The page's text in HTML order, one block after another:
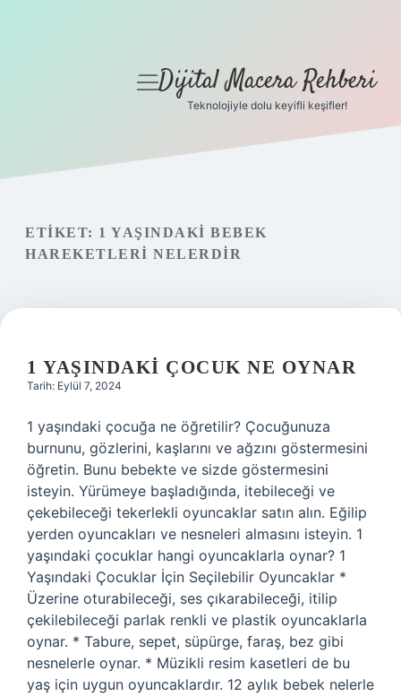
Gizlilik Politikası
Hakkımızda
menüyü
Dijital Macera Rehberi
Teknolojiyle dolu keyifli keşifler!
ETIKET: 1 YAŞINDAKI BEBEK
HAREKETLERI NELERDIR
1 YAŞINDAKI ÇOCUK NE OYNAR
Tarih: Eylül 7, 2024
1 yaşındaki çocuğa ne öğretilir? Çocuğunuza
burnunu, gözlerini, kaşlarını ve ağzını göstermesini
öğretin. Bunu bebekte ve sizde göstermesini
isteyin. Yürümeye başladığında, itebileceği ve
çekebileceği tekerlekli oyuncaklar satın alın. Eğilip
yerden oyuncakları ve nesneleri almasını isteyin. 1
yaşındaki çocuklar hangi oyuncaklarla oynar? 1
Yaşındaki Çocuklar İçin Seçilebilir Oyuncaklar *
Üzerine oturabileceği, ses çıkarabileceği, itilip
çekilebileceği parlak renkli ve plastik oyuncaklarla
oynar. * Tabure, sepet, süpürge, faraş, bez gibi
nesnelerle oynar. * Müzikli resim kasetleri de bu
yaş için uygun oyuncaklardır. 12 aylık bebek nelerle